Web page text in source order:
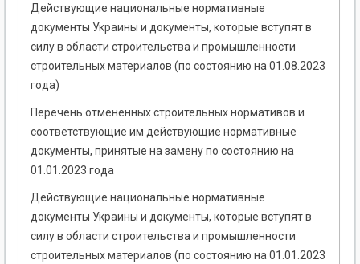
Действующие национальные нормативные
документы Украины и документы, которые вступят в
силу в области строительства и промышленности
строительных материалов (по состоянию на 01.08.2023
года)
Перечень отмененных строительных нормативов и
соответствующие им действующие нормативные
документы, принятые на замену по состоянию на
01.01.2023 года
Действующие национальные нормативные
документы Украины и документы, которые вступят в
силу в области строительства и промышленности
строительных материалов (по состоянию на 01.01.2023